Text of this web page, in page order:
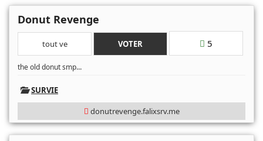
Donut Revenge
tout ve VOTER 5
the old donut smp...
SURVIE
donutrevenge.falixsrv.me